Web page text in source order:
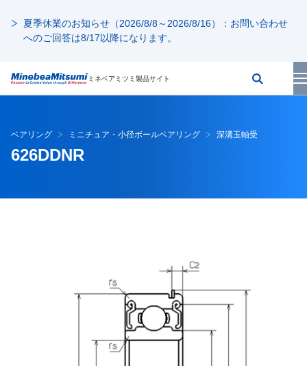
夏季休業のお知らせ（2026/8/8～2026/8/16）：お問い合わせ
へのご回答は8/17以降になります。
ミネベアミツミ製品サイト
ベアリング ミニチュア・小径ボールベアリング 深溝玉軸受
626DDNR